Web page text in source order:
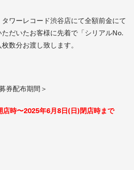
ワーレコード渋谷店にて全額前金にて
だいたお客様に先着で「シリアルNo.
数分お渡し致します。
券配布期間＞
時〜2025年6月8日(日)閉店時まで